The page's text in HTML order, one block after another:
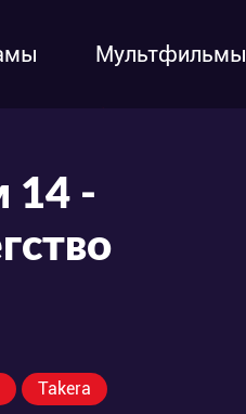
Мультфильмы
14 -
Takera